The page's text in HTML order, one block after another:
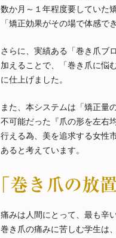
数か月～１年程度要していた
「矯正効果がその場で体感で
さらに、実績ある「巻き爪ブ
加えることで、「巻き爪に悩
に仕上げました。
また、本システムは「矯正量
不可能だった『爪の形を左右
行える為、美を追求する女性
あると考えています。
痛みは人間にとって、最も辛
巻き爪の痛みに苦しむ学生は